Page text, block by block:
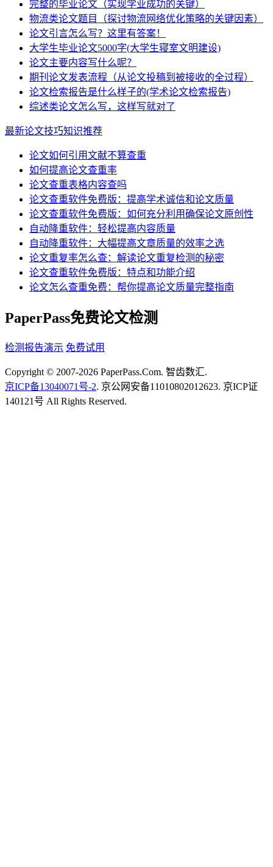
完整的毕业论文（实现学业成功的关键）
物流类论文题目（探讨物流网络优化策略的关键因素）
论文引言怎么写？这里有答案！
大学生毕业论文5000字(大学生寝室文明建设)
论文主要内容写什么呢？
期刊论文发表流程（从论文投稿到被接收的全过程）
论文检索报告是什么样子的(学术论文检索报告)
综述类论文怎么写，这样写就对了
最新论文技巧知识推荐
论文如何引用文献不算查重
如何提高论文查重率
论文查重表格内容查吗
论文查重软件免费版：提高学术诚信和论文质量
论文查重软件免费版：如何充分利用确保论文原创性
自动降重软件：轻松提高内容质量
自动降重软件：大幅提高文章质量的效率之选
论文重复率怎么查：解读论文重复检测的秘密
论文查重软件免费版：特点和功能介绍
论文怎么查重免费：帮你提高论文质量完整指南
PaperPass免费论文检测
检测报告演示 免费试用
Copyright © 2007-2026 PaperPass.Com. 智齿数汇.
京ICP备13040071号-2. 京公网安备11010802012623. 京ICP证
140121号 All Rights Reserved.